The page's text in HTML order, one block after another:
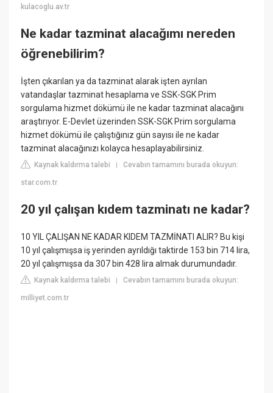
kulacoglu.av.tr
Ne kadar tazminat alacağımı nereden
öğrenebilirim?
İşten çıkarılan ya da tazminat alarak işten ayrılan
vatandaşlar tazminat hesaplama ve SSK-SGK Prim
sorgulama hizmet dökümü ile ne kadar tazminat alacağını
araştırıyor. E-Devlet üzerinden SSK-SGK Prim sorgulama
hizmet dökümü ile çalıştığınız gün sayısı ile ne kadar
tazminat alacağınızı kolayca hesaplayabilirsiniz.
Kaynak kaldırma talebi |Cevabın tamamını burada okuyun:
star.com.tr
20 yıl çalışan kıdem tazminatı ne kadar?
10 YIL ÇALIŞAN NE KADAR KIDEM TAZMİNATI ALIR? Bu kişi
10 yıl çalışmışsa iş yerinden ayrıldığı taktirde 153 bin 714 lira,
20 yıl çalışmışsa da 307 bin 428 lira almak durumundadır.
Kaynak kaldırma talebi |Cevabın tamamını burada okuyun:
milliyet.com.tr